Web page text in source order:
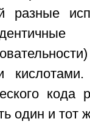
разные
кода
один и тот